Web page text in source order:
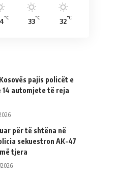
°C 33°C 32°C
pajis policët e
14 automjete të reja
për të shtëna në
sekuestron AK-47
tjera